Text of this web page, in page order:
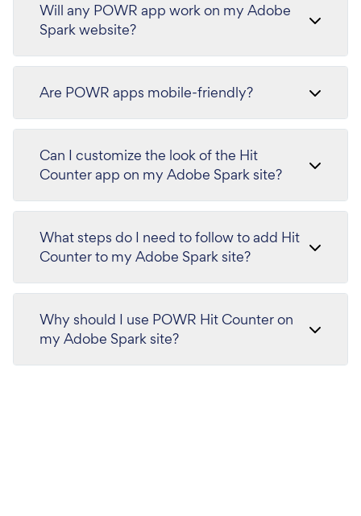
Will any POWR app work on my Adobe
Spark website?
Are POWR apps mobile-friendly?
Can I customize the look of the Hit
Counter app on my Adobe Spark site?
What steps do I need to follow to add Hit
Counter to my Adobe Spark site?
Why should I use POWR Hit Counter on
my Adobe Spark site?